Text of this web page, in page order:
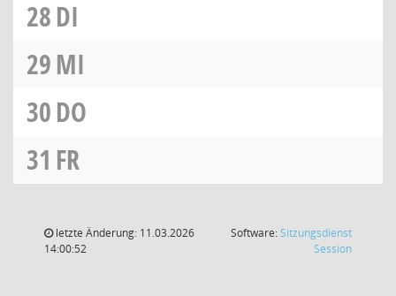
28DI
29MI
30DO
31 FR
letzte Änderung: 11.03.2026
14:00:52
Software:Sitzungsdienst
Session(Wird in